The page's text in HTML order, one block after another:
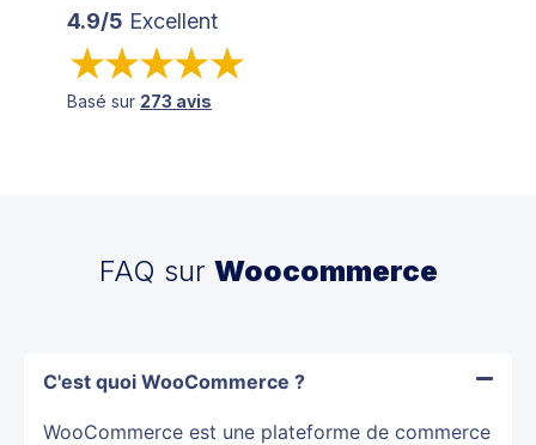
4.9/5 Excellent
Basé sur 273 avis
FAQ sur Woocommerce
C'est quoi WooCommerce ?
WooCommerce est une plateforme de commerce